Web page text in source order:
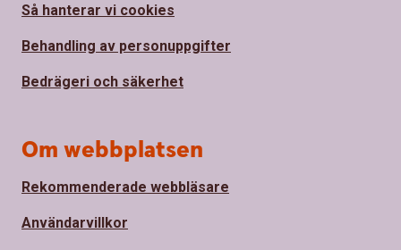
Så hanterar vi cookies
Behandling av personuppgifter
Bedrägeri och säkerhet
Om webbplatsen
Rekommenderade webbläsare
Användarvillkor